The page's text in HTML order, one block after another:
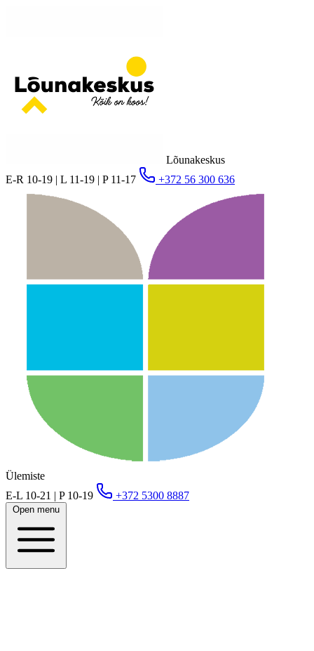
Lõunakeskus
E-R 10-19 | L 11-19 | P 11-17
+372 56 300 636
Ülemiste
E-L 10-21 | P 10-19
+372 5300 8887
Open menu